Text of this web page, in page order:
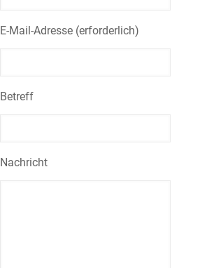
E-Mail-Adresse (erforderlich)
Betreff
Nachricht